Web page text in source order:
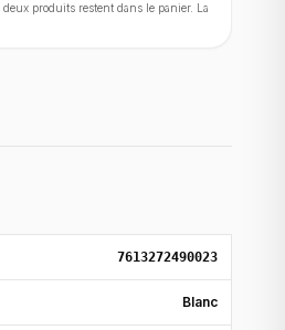
produits restent dans le panier. La
7613272490023
Blanc